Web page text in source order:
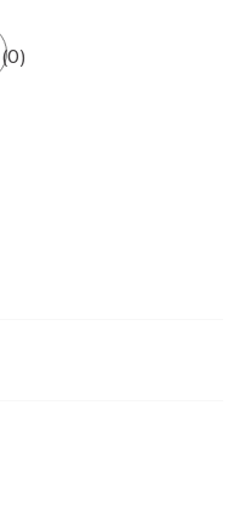
(0)